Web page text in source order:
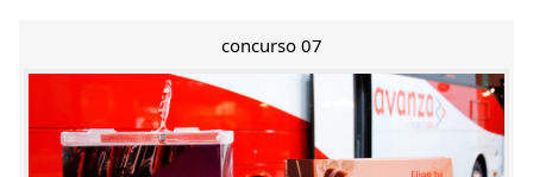
concurso 07